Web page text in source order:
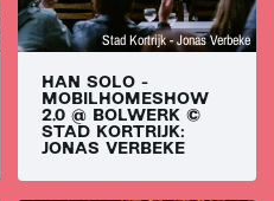
Stad Kortrijk - Jonas Verbeke
HAN SOLO -
MOBILHOMESHOW
2.0 @ BOLWERK ©
STAD KORTRIJK:
JONAS VERBEKE